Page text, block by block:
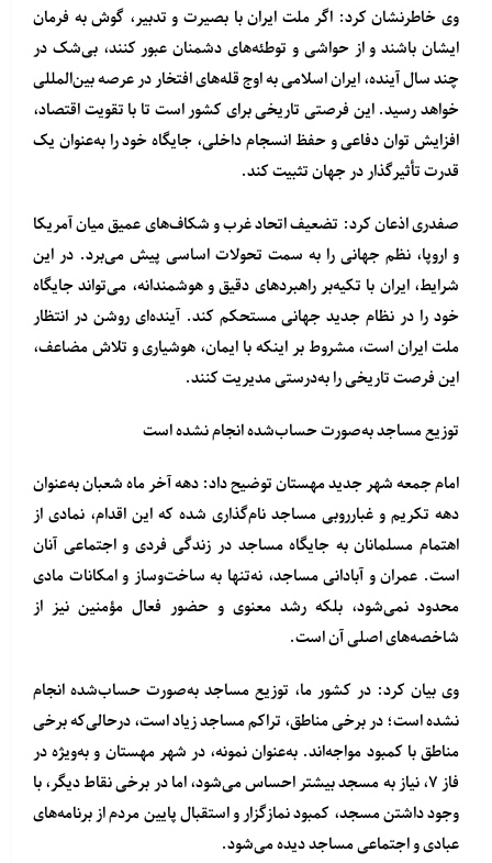
وی خاطرنشان کرد: اگر ملت ایران با بصیرت و تدبیر، گوش به فرمان
ایشان باشند و از حواشی و توطئه‌های دشمنان عبور کنند، بی‌شک در
چند سال آینده، ایران اسلامی به اوج قله‌های افتخار در عرصه بین‌المللی
خواهد رسید. این فرصتی تاریخی برای کشور است تا با تقویت اقتصاد،
افزایش توان دفاعی و حفظ انسجام داخلی، جایگاه خود را به‌عنوان یک
قدرت تأثیرگذار در جهان تثبیت کند.
صفدری اذعان کرد: تضعیف اتحاد غرب و شکاف‌های عمیق میان آمریکا
و اروپا، نظم جهانی را به سمت تحولات اساسی پیش می‌برد. در این
شرایط، ایران با تکیه‌بر راهبردهای دقیق و هوشمندانه، می‌تواند جایگاه
خود را در نظام جدید جهانی مستحکم کند. آینده‌ای روشن در انتظار
ملت ایران است، مشروط بر اینکه با ایمان، هوشیاری و تلاش مضاعف،
این فرصت تاریخی را به‌درستی مدیریت کنند.
توزیع مساجد به‌صورت حساب‌شده انجام نشده است
امام جمعه شهر جدید مهستان توضیح داد: دهه آخر ماه شعبان به‌عنوان
دهه تکریم و غبارروبی مساجد نام‌گذاری شده که این اقدام، نمادی از
اهتمام مسلمانان به جایگاه مساجد در زندگی فردی و اجتماعی آنان
است. عمران و آبادانی مساجد، نه‌تنها به ساخت‌وساز و امکانات مادی
محدود نمی‌شود، بلکه رشد معنوی و حضور فعال مؤمنین نیز از
شاخصه‌های اصلی آن است.
وی بیان کرد: در کشور ما، توزیع مساجد به‌صورت حساب‌شده انجام
نشده است؛ در برخی مناطق، تراکم مساجد زیاد است، درحالی‌که برخی
مناطق با کمبود مواجه‌اند. به‌عنوان نمونه، در شهر مهستان و به‌ویژه در
فاز ۷، نیاز به مسجد بیشتر احساس می‌شود، اما در برخی نقاط دیگر، با
وجود داشتن مسجد، کمبود نمازگزار و استقبال پایین مردم از برنامه‌های
عبادی و اجتماعی مساجد دیده می‌شود.